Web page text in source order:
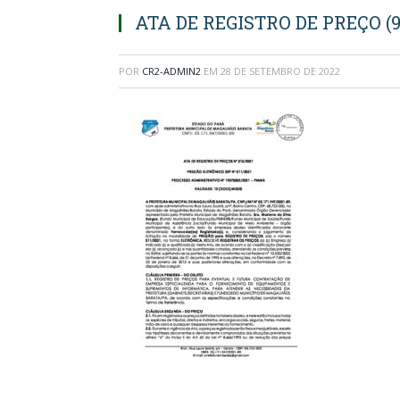
ATA DE REGISTRO DE PREÇO
POR CR2-ADMIN2 EM 28 DE SETEMBRO DE 2022